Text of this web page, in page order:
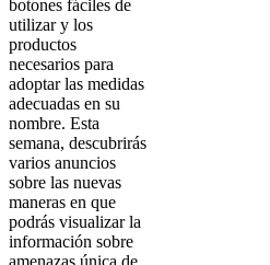
botones fáciles de
utilizar y los
productos
necesarios para
adoptar las medidas
adecuadas en su
nombre. Esta
semana, descubrirás
varios anuncios
sobre las nuevas
maneras en que
podrás visualizar la
información sobre